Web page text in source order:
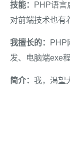
留言板
技能：
PHP语言
对前端技术也有
我擅长的：
PHP
发、电脑端exe
简介： 我，渴望